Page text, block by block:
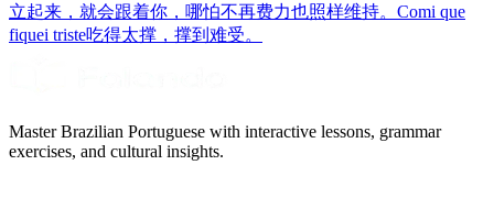
立起来，就会跟着你，哪怕不再费力也照样维持。 Comi que
fiquei triste吃得太撑，撑到难受。
Master Brazilian Portuguese with interactive lessons, grammar
exercises, and cultural insights.